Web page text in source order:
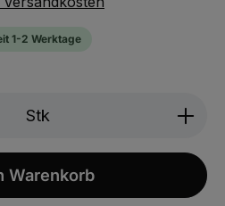
1-2 Werktage
Gib den
Stk
Warenkorb